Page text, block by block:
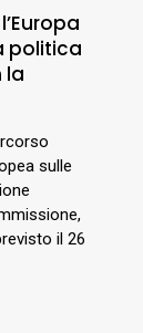
politica
la
sulle
il 26